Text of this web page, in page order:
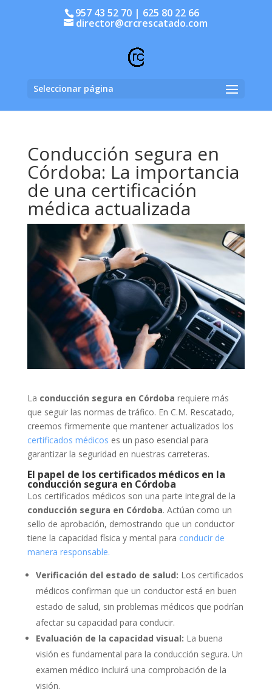
957 43 52 70 | 625 80 22 66
director@crcrescatado.com
Seleccionar página
Conducción segura en
Córdoba: La importancia
de una certificación
médica actualizada
La conducción segura en Córdoba requiere más
que seguir las normas de tráfico. En C.M. Rescatado,
creemos firmemente que mantener actualizados los
certificados médicos es un paso esencial para
garantizar la seguridad en nuestras carreteras.
El papel de los certificados médicos en la
conducción segura en Córdoba
Los certificados médicos son una parte integral de la
conducción segura en Córdoba. Actúan como un
sello de aprobación, demostrando que un conductor
tiene la capacidad física y mental para conducir de
manera responsable.
Verificación del estado de salud: Los certificados
médicos confirman que un conductor está en buen
estado de salud, sin problemas médicos que podrían
afectar su capacidad para conducir.
Evaluación de la capacidad visual: La buena
visión es fundamental para la conducción segura. Un
examen médico incluirá una comprobación de la
visión.